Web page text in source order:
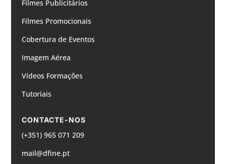
Filmes Publicitários
Filmes Promocionais
Cobertura de Eventos
Imagem Aérea
Vídeos Formações
Tutoriais
CONTACTE-NOS
(+351) 965 071 209
mail@dfine.pt